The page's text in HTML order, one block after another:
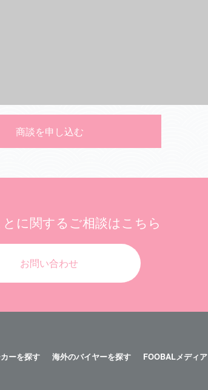
商談を申し込む
に関するご相談はこちら
お問い合わせ
ーを探す 海外のバイヤーを探す FOOBALメディア